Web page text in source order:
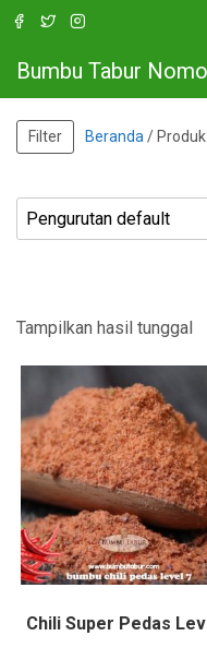
Bumbu Tabur
Filter Beranda / Produk
Tampilkan hasil tunggal
Chili Super Pedas